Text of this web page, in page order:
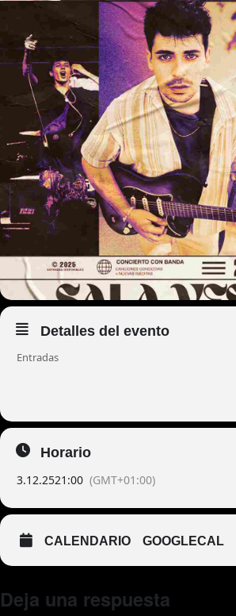
Detalles del evento
Entradas
Horario
3.12.2521:00 (GMT+01:00)
CALENDARIO GOOGLECAL
Deja una respuesta